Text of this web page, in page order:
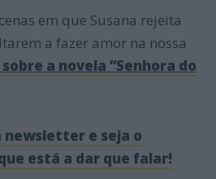
em que Susana rejeita
a fazer amor na nossa
a novela “Senhora do
newsletter e seja o
está a dar que falar!